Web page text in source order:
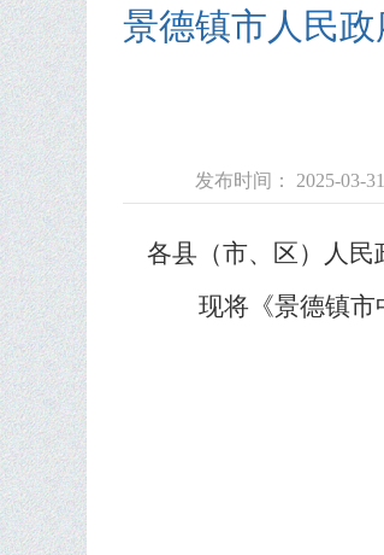
景德镇市人民
发布时间： 2025-03-31
各县（市、区）人民
现将 《景德镇